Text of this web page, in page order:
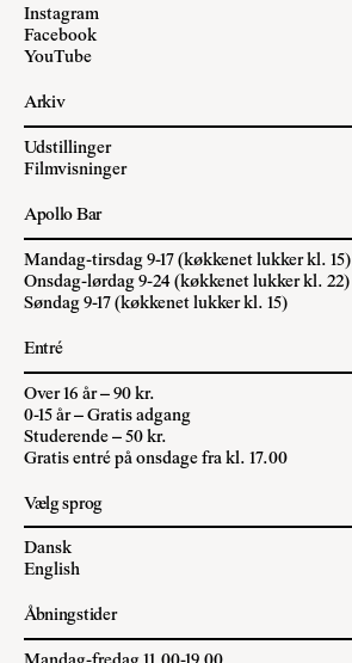
Instagram
Facebook
YouTube
Arkiv
Udstillinger
Filmvisninger
Apollo Bar
Mandag-tirsdag 9-17 (køkkenet lukker kl. 15)
Onsdag-lørdag 9-24 (køkkenet lukker kl. 22)
Søndag 9-17 (køkkenet lukker kl. 15)
Entré
Over 16 år – 90 kr.
0-15 år – Gratis adgang
Studerende – 50 kr.
Gratis entré på onsdage fra kl. 17.00
Vælg sprog
Dansk
English
Åbningstider